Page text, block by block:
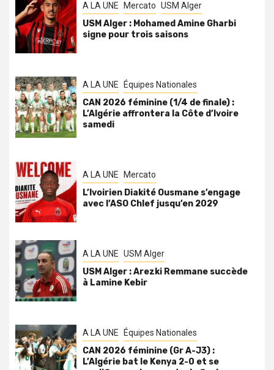
A LA UNE Mercato USM Alger
USM Alger : Mohamed Amine Gharbi
signe pour trois saisons
A LA UNE Équipes Nationales
CAN 2026 féminine (1/4 de finale) :
L’Algérie affrontera la Côte d’Ivoire
samedi
A LA UNE Mercato
L’Ivoirien Diakité Ousmane s’engage
avec l’ASO Chlef jusqu’en 2029
A LA UNE USM Alger
USM Alger : Arezki Remmane succède
à Lamine Kebir
A LA UNE Équipes Nationales
CAN 2026 féminine (Gr A-J3) :
L’Algérie bat le Kenya 2-0 et se